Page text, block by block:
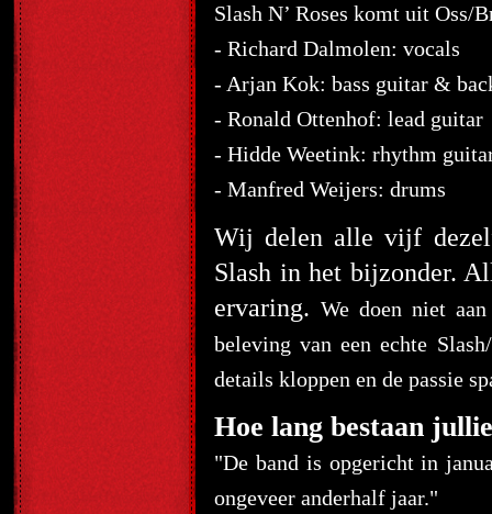
Slash N’ Roses komt uit Oss/
- Richard Dalmolen: vocals
- Arjan Kok: bass guitar &
- Ronald Ottenhof: lead guitar
- Hidde Weetink: rhythm
- Manfred Weijers: drums
Wij delen alle vijf
Slash in het bijzonder.
ervaring.We doen niet
beleving van een echte
details kloppen en de passie
Hoe lang bestaan
"De band is opgericht in
ongeveer anderhalf jaar."